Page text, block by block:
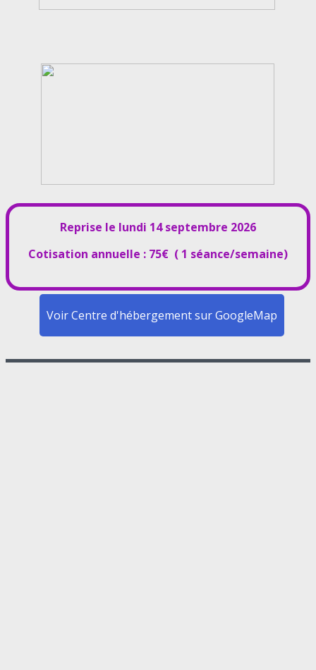
Reprise le lundi 14 septembre 2026
Cotisation annuelle : 75€ ( 1 séance/semaine)
Voir Centre d'hébergement sur GoogleMap